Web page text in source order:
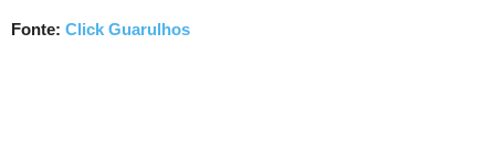
Fonte: Click Guarulhos